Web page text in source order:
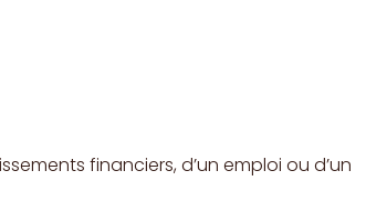
financiers, d’un emploi ou d’un